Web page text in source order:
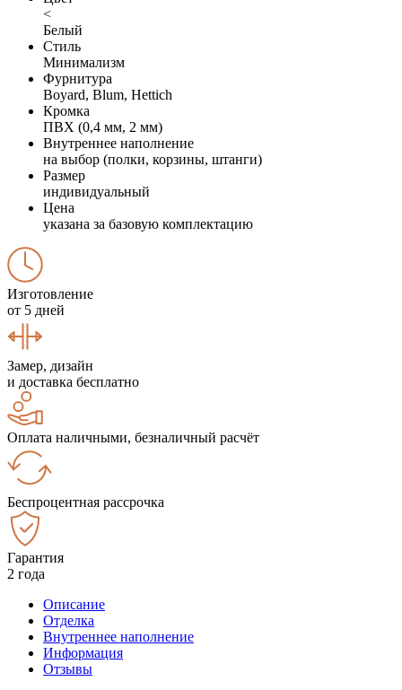
<
Белый
Стиль
Минимализм
Фурнитура
Boyard, Blum, Hettich
Кромка
ПВХ (0,4 мм, 2 мм)
Внутреннее наполнение
на выбор (полки, корзины, штанги)
Размер
индивидуальный
Цена
указана за базовую комплектацию
Изготовление
от 5 дней
Замер, дизайн
и доставка бесплатно
Оплата наличными, безналичный расчёт
Беспроцентная рассрочка
Гарантия
2 года
Описание
Отделка
Внутреннее наполнение
Информация
Отзывы